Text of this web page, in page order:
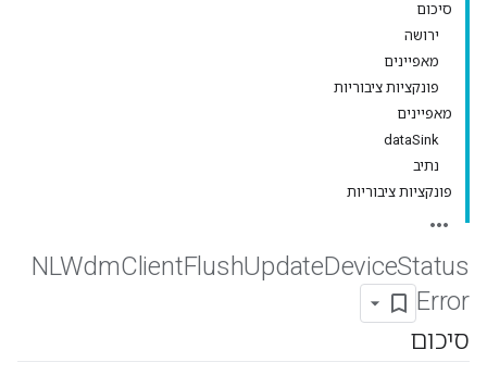
סיכום
ירושה
מאפיינים
פונקציות ציבוריות
מאפיינים
dataSink
נתיב
פונקציות ציבוריות
NLWdmClientFlushUpdateDeviceStatus
Error
סיכום